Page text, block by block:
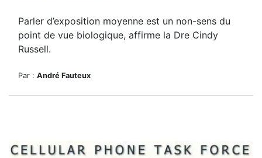
Parler d’exposition moyenne est un non-sens du
point de vue biologique, affirme la Dre Cindy
Russell.
Par : André Fauteux